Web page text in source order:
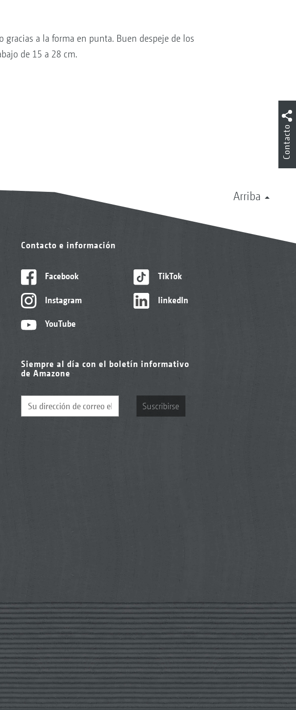
a la forma en punta. Buen despeje de los
de 15 a 28 cm.
Arriba
Contacto e información
Facebook
Instagram
YouTube
TikTok
linkedIn
Siempre al día con el boletín informativo
de Amazone
Suscribirse
Contacto